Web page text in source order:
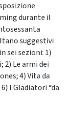
durante il
suggestivi
sei sezioni: 1)
2) Le armi dei
4) Vita da
I Gladiatori “da